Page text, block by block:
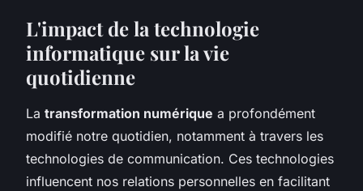
L'impact de la technologie
informatique sur la vie
quotidienne
La transformation numérique a profondément
modifié notre quotidien, notamment à travers les
technologies de communication. Ces technologies
influencent nos relations personnelles en facilitant